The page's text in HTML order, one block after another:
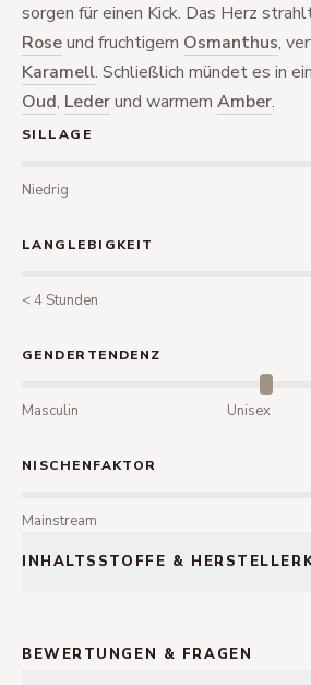
sorgen für einen Kick. Das Herz
Roseund fruchtigem Osmanthus,
Karamell. Schließlich mündet es in
Oud, Lederund warmem Amber.
SILLAGE
Niedrig
LANGLEBIGKEIT
< 4 Stunden
GENDERTENDENZ
Masculin Unisex
NISCHENFAKTOR
Mainstream
INHALTSSTOFFE &
BEWERTUNGEN & FRAGEN